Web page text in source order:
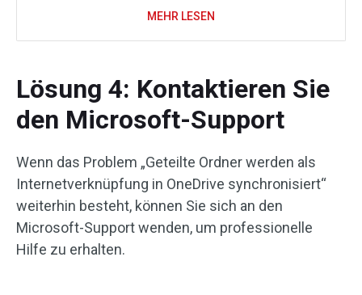
MEHR LESEN
Lösung 4: Kontaktieren Sie
den Microsoft-Support
Wenn das Problem „Geteilte Ordner werden als
Internetverknüpfung in OneDrive synchronisiert“
weiterhin besteht, können Sie sich an den
Microsoft-Support wenden, um professionelle
Hilfe zu erhalten.